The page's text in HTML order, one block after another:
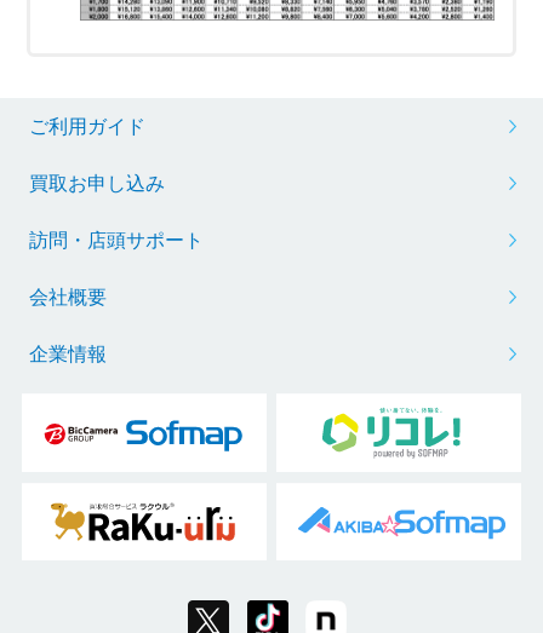
ご利用ガイド
買取お申し込み
訪問・店頭サポート
会社概要
企業情報